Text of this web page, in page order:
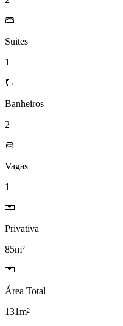
Suites
1
Banheiros
2
Vagas
1
Privativa
85m²
Área Total
131m²